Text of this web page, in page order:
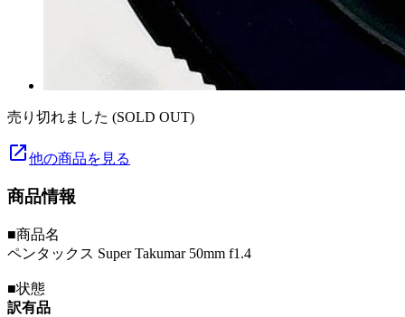
売り切れました (SOLD OUT)
launch他の商品を見る
商品情報
■商品名
ペンタックス Super Takumar 50mm f1.4
■状態
訳有品